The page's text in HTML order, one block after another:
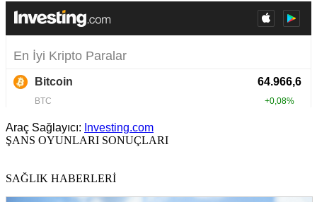
Araç Sağlayıcı: Investing.com
ŞANS OYUNLARI SONUÇLARI
SAĞLIK HABERLERİ